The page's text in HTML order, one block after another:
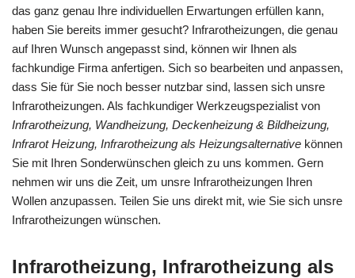
das ganz genau Ihre individuellen Erwartungen erfüllen kann,
haben Sie bereits immer gesucht? Infrarotheizungen, die genau
auf Ihren Wunsch angepasst sind, können wir Ihnen als
fachkundige Firma anfertigen. Sich so bearbeiten und anpassen,
dass Sie für Sie noch besser nutzbar sind, lassen sich unsre
Infrarotheizungen. Als fachkundiger Werkzeugspezialist von
Infrarotheizung, Wandheizung, Deckenheizung & Bildheizung,
Infrarot Heizung, Infrarotheizung als Heizungsalternative können
Sie mit Ihren Sonderwünschen gleich zu uns kommen. Gern
nehmen wir uns die Zeit, um unsre Infrarotheizungen Ihren
Wollen anzupassen. Teilen Sie uns direkt mit, wie Sie sich unsre
Infrarotheizungen wünschen.
Infrarotheizung, Infrarotheizung als